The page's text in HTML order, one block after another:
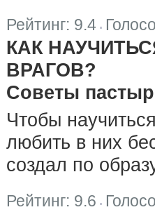
Рейтинг: 9.4 |
КАК
ВРАГОВ?
Советы
Чтобы
любить в них
создал по
Рейтинг: 9.6